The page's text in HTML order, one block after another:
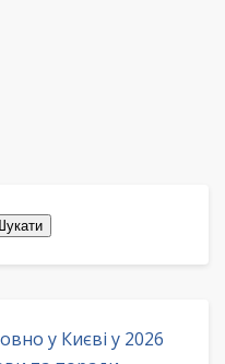
у Києві у 2026